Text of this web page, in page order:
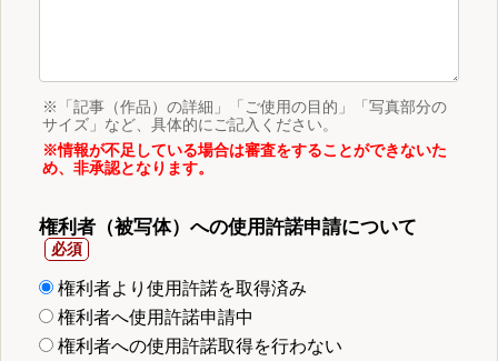
※「記事（作品）の詳細」「ご使用の目的」「写真部分の
サイズ」など、具体的にご記入ください。
※情報が不足している場合は審査をすることができないた
め、非承認となります。
権利者（被写体）への使用許諾申請について
権利者より使用許諾を取得済み
権利者へ使用許諾申請中
権利者への使用許諾取得を行わない